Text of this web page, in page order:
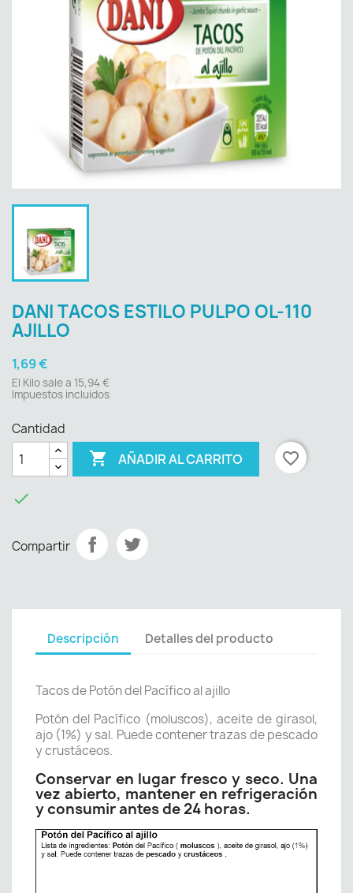
DANI TACOS ESTILO PULPO OL-110
AJILLO
1,69 €
El Kilo sale a 15,94 €
Impuestos incluidos
Cantidad
 AÑADIR AL CARRITO favorite_border

Compartir
Descripción Detalles del producto
Tacos de Potón del Pacífico al ajillo
Potón del Pacífico (moluscos), aceite de girasol,
ajo (1%) y sal. Puede contener trazas de pescado
y crustáceos.
Conservar en lugar fresco y seco. Una
vez abierto, mantener en refrigeración
y consumir antes de 24 horas.